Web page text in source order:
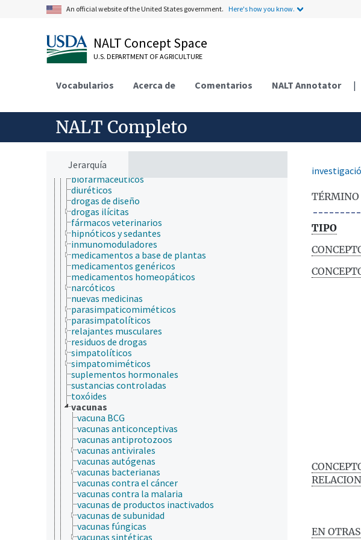
An official website of the United States government. Here's how you know.
NALT Concept Space
U.S. DEPARTMENT OF AGRICULTURE
Vocabularios Acerca de Comentarios NALT Annotator |
NALT Completo
Jerarquía
agentes dermatológicos
agentes hipoglicémicos
agentes lipotrópicos
agentes psicotrópicos
analgésicos
anestésicos
anticoagulantes
anticonceptivos orales
anticonvulsantes
antídotos
antipiréticos
biofarmacéuticos
diuréticos
drogas de diseño
drogas ilícitas
fármacos veterinarios
hipnóticos y sedantes
inmunomoduladores
medicamentos a base de plantas
medicamentos genéricos
medicamentos homeopáticos
narcóticos
nuevas medicinas
parasimpaticomiméticos
parasimpatolíticos
relajantes musculares
residuos de drogas
simpatolíticos
simpatomiméticos
suplementos hormonales
sustancias controladas
toxóides
vacunas
vacuna BCG
vacunas anticonceptivas
vacunas antiprotozoos
vacunas antivirales
vacunas autógenas
vacunas bacterianas
vacunas contra el cáncer
vacunas contra la malaria
vacunas de productos inactivados
vacunas de subunidad
vacunas fúngicas
vacunas sintéticas
TÉRMINO
TIPO
EN